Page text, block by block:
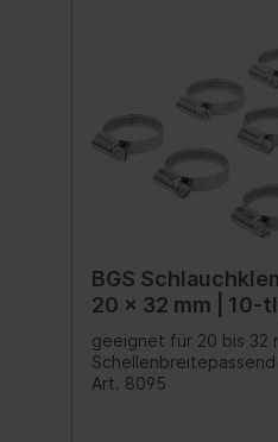
BGS
20 x 32 mm | 10-
geeignet für 20 bis 32
Art. 8095